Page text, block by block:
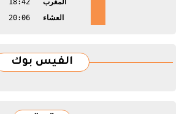
المغرب
18:42
العشاء
20:06
الفيس بوك